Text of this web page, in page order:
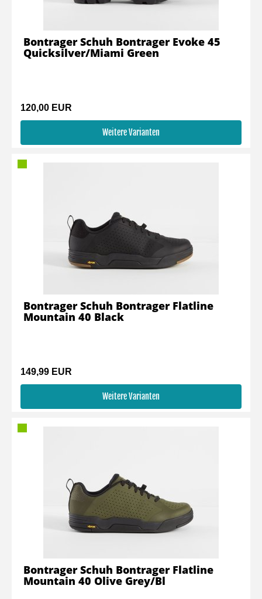
120,00 EUR
Weitere Varianten
Bontrager Schuh Bontrager Evoke 45
Quicksilver/Miami Green
149,99 EUR
Weitere Varianten
Bontrager Schuh Bontrager Flatline
Mountain 40 Black
Bontrager Schuh Bontrager Flatline
Mountain 40 Olive Grey/Bl